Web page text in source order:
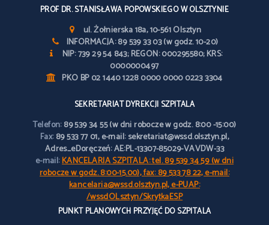
PROF DR. STANISŁAWA POPOWSKIEGO W OLSZTYNIE
ul. Żołnierska 18a, 10-561 Olsztyn
INFORMACJA: 89 539 33 03 (w godz. 10-20)
NIP: 739 29 54 843; REGON: 000295580; KRS:
0000000497
PKO BP 02 1440 1228 0000 0000 0223 3304
SEKRETARIAT DYREKCJI SZPITALA
Telefon:89 539 34 55 (w dni robocze w godz. 8:00 -15:00)
Fax:89 533 77 01, e-mail: sekretariat@wssd.olsztyn.pl,
Adres_eDoręczeń: AE:PL-13307-85029-VAVDW-33
e-mail:KANCELARIA SZPITALA: tel. 89 539 34 59 (w dni
robocze w godz. 8:00-15.00), fax: 89 533 78 22, e-mail:
kancelaria@wssd.olsztyn.pl, e-PUAP:
/wssdOLsztyn/SkrytkaESP
PUNKT PLANOWYCH PRZYJĘĆ DO SZPITALA